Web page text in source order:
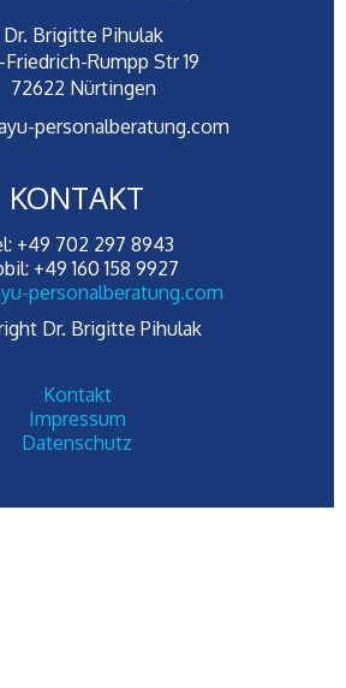
Dr. Brigitte Pihulak
Friedrich-Rumpp Str 19
72622 Nürtingen
personalberatung.com
KONTAKT
+49 702 297 8943
+49 160 158 9927
personalberatung.com
Dr. Brigitte Pihulak
Kontakt
Impressum
Datenschutz